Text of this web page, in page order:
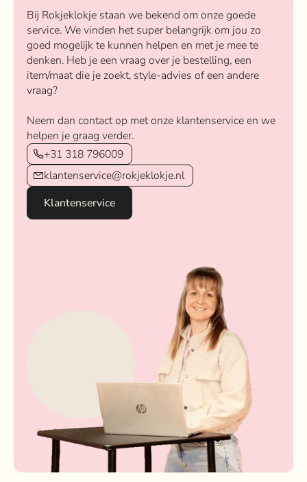
Bij Rokjeklokje staan we bekend om onze goede
service. We vinden het super belangrijk om jou zo
goed mogelijk te kunnen helpen en met je mee te
denken. Heb je een vraag over je bestelling, een
item/maat die je zoekt, style-advies of een andere
vraag?
Neem dan contact op met onze klantenservice en we
helpen je graag verder.
+31 318 796009
klantenservice@rokjeklokje.nl
Klantenservice